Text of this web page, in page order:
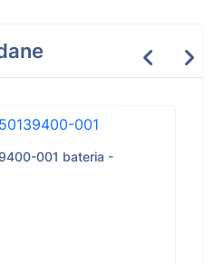
001 bateria -